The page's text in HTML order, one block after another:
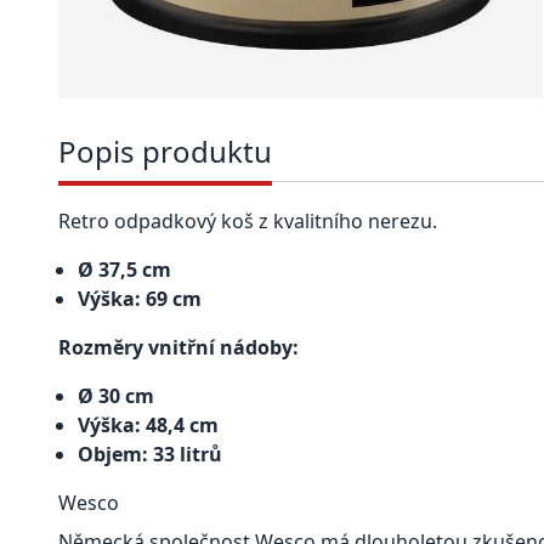
Popis produktu
Retro odpadkový koš z kvalitního nerezu.
Ø 37,5 cm
Výška: 69 cm
Rozměry vnitřní nádoby:
Ø 30 cm
Výška: 48,4 cm
Objem: 33 litrů
Wesco